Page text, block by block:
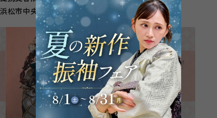
浜松市中央区内にもたくさんの提携美容院をご用意！